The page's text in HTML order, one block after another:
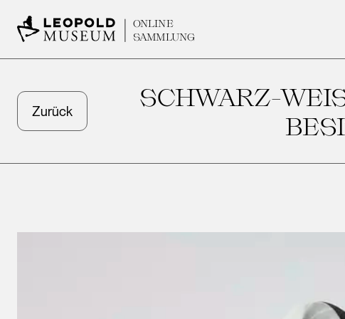
ONLINE
SAMMLUNG
Zurück
SCHWARZ-